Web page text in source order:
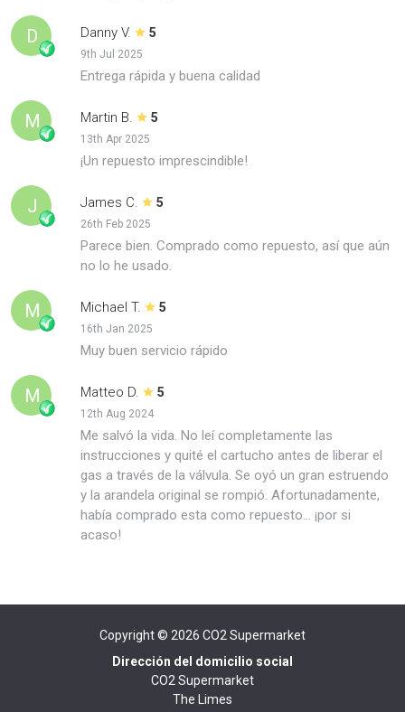
D Danny V. 5
9th Jul 2025
Entrega rápida y buena calidad
M Martin B. 5
13th Apr 2025
¡Un repuesto imprescindible!
J James C. 5
26th Feb 2025
Parece bien. Comprado como repuesto, así que aún
no lo he usado.
M Michael T. 5
16th Jan 2025
Muy buen servicio rápido
M Matteo D. 5
12th Aug 2024
Me salvó la vida. No leí completamente las
instrucciones y quité el cartucho antes de liberar el
gas a través de la válvula. Se oyó un gran estruendo
y la arandela original se rompió. Afortunadamente,
había comprado esta como repuesto... ¡por si
acaso!
Copyright © 2026 CO2 Supermarket
Dirección del domicilio social
CO2 Supermarket
The Limes